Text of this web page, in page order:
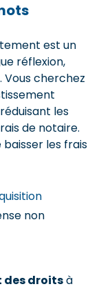
est un
réflexion,
Vous cherchez
les
de notaire.
baisser les frais
non
des droitsà